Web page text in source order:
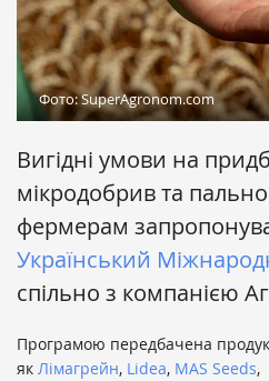
Фото: SuperAgronom.com
Вигідні умови на
мікродобрив та
фермерам
Український
спільно з компанією
Програмою передбачена
як Лімагрейн, Lidea, MAS Seeds,